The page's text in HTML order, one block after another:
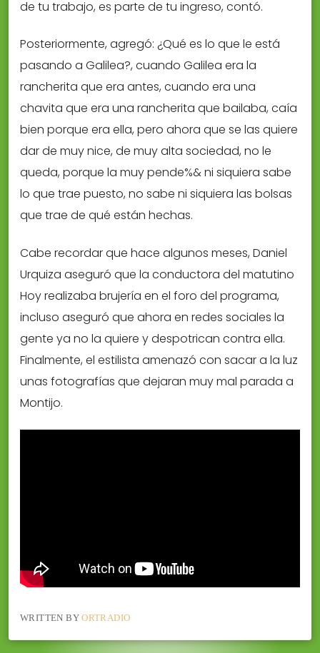
de tu trabajo, es parte de tu ingreso, contó.
Posteriormente, agregó: ¿Qué es lo que le está
pasando a Galilea?, cuando Galilea era la
rancherita que era antes, cuando era una
chavita que era una rancherita que bailaba, caía
bien porque era ella, pero ahora que se las quiere
dar de muy nice, de muy alta sociedad, no le
queda, porque la muy pende%& ni siquiera sabe
lo que trae puesto, no sabe ni siquiera las bolsas
que trae de qué están hechas.
Cabe recordar que hace algunos meses, Daniel
Urquiza aseguró que la conductora del matutino
Hoy realizaba brujería en el foro del programa,
incluso aseguró que ahora en redes sociales la
gente ya no la quiere y despotrican contra ella.
Finalmente, el estilista amenazó con sacar a la luz
unas fotografías que dejaran muy mal parada a
Montijo.
WRITTEN BYORTRADIO